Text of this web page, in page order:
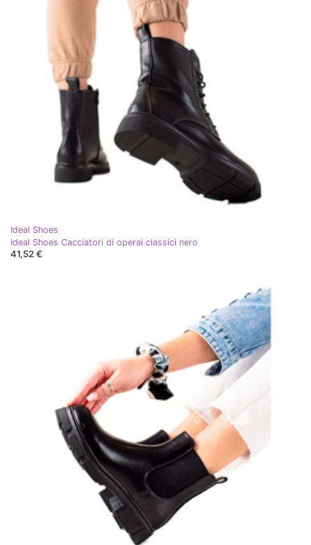
Ideal Shoes
Ideal Shoes Cacciatori di operai classici nero
41,52 €